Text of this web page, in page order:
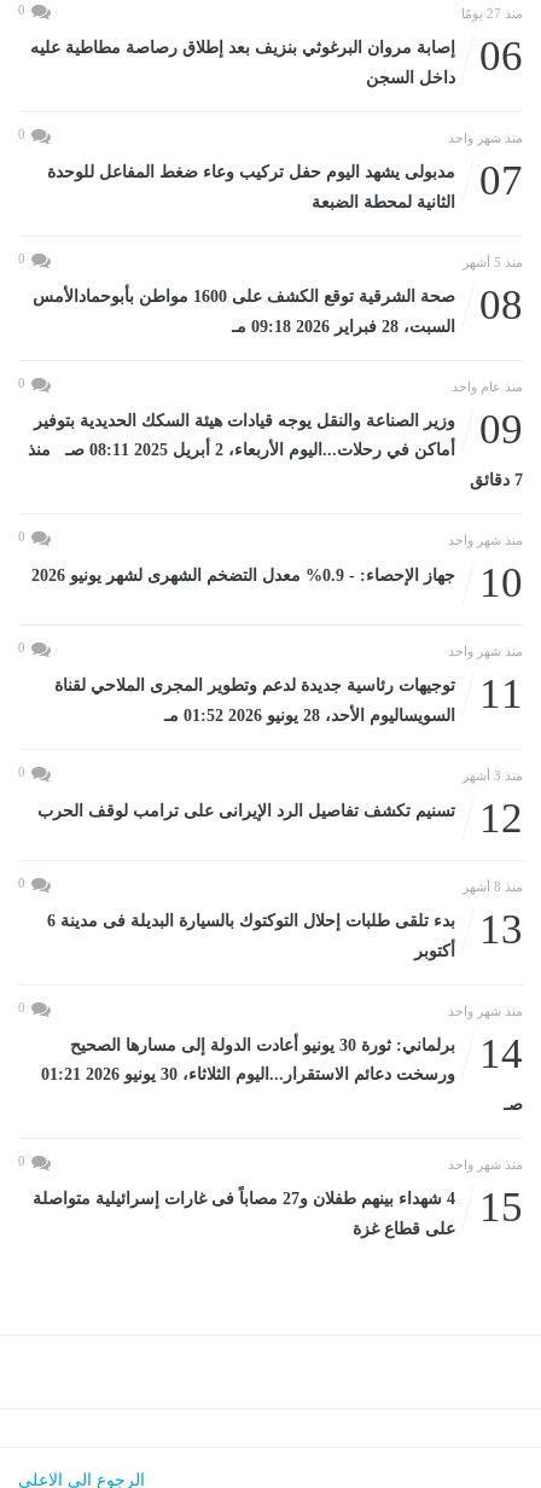
منذ 27 يومًا 0
06
إصابة مروان البرغوثي بنزيف بعد إطلاق رصاصة مطاطية عليه
داخل السجن
منذ شهر واحد 0
07
مدبولى يشهد اليوم حفل تركيب وعاء ضغط المفاعل للوحدة
الثانية لمحطة الضبعة
منذ 5 أشهر 0
08
صحة الشرقية توقع الكشف على 1600 مواطن بأبوحمادالأمس
السبت، 28 فبراير 2026 09:18 مـ
منذ عام واحد 0
09
وزير الصناعة والنقل يوجه قيادات هيئة السكك الحديدية بتوفير
أماكن في رحلات...اليوم الأربعاء، 2 أبريل 2025 08:11 صـ منذ
7 دقائق
منذ شهر واحد 0
10 جهاز الإحصاء: - 0.9% معدل التضخم الشهرى لشهر يونيو 2026
منذ شهر واحد 0
11
توجيهات رئاسية جديدة لدعم وتطوير المجرى الملاحي لقناة
السويساليوم الأحد، 28 يونيو 2026 01:52 مـ
منذ 3 أشهر 0
12 تسنيم تكشف تفاصيل الرد الإيرانى على ترامب لوقف الحرب
منذ 8 أشهر 0
13
بدء تلقى طلبات إحلال التوكتوك بالسيارة البديلة فى مدينة 6
أكتوبر
منذ شهر واحد 0
14
برلماني: ثورة 30 يونيو أعادت الدولة إلى مسارها الصحيح
ورسخت دعائم الاستقرار...اليوم الثلاثاء، 30 يونيو 2026 01:21
صـ
منذ شهر واحد 0
15
4 شهداء بينهم طفلان و27 مصاباً فى غارات إسرائيلية متواصلة
على قطاع غزة
الرجوع الى الاعلى